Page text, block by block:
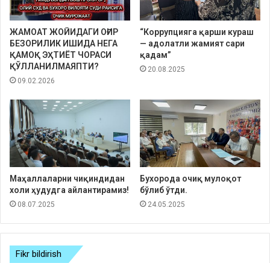
ЖАМОАТ ЖОЙИДАГИ ОҒИР
БЕЗОРИЛИК ИШИДА НЕГА
ҚАМОҚ ЭҲТИЁТ ЧОРАСИ
ҚЎЛЛАНИЛМАЯПТИ?
09.02.2026
“Коррупцияга қарши кураш
— адолатли жамият сари
қадам”
20.08.2025
Маҳаллаларни чиқиндидан
холи ҳудудга айлантирамиз!
08.07.2025
Бухорода очиқ мулоқот
бўлиб ўтди.
24.05.2025
Fikr bildirish